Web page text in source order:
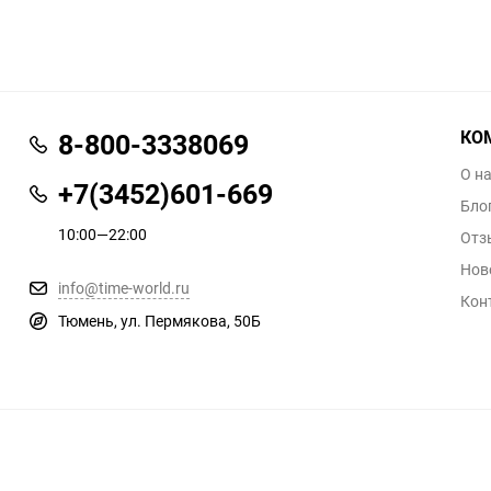
8-800-3338069
+7(3452)601-669
10:00—22:00
info@time-world.ru
Тюмень, ул. Пермякова, 50Б
О